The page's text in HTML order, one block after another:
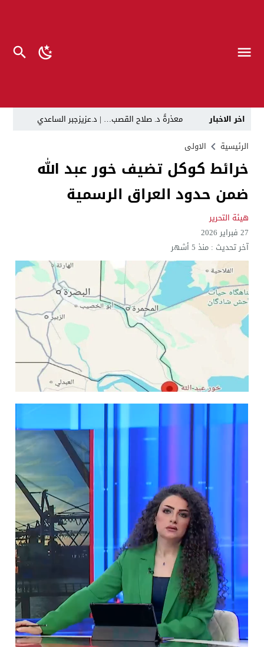
اخر الاخبار
معذرةً د. صلاح القصب… | د.عزيزجبر الساعدي
العراق: لا تهديد على الحدود مع سوريا وتحركات القوات
بينهم ضابطان.. توقيف أربعة منتسبين بشرطة النجف
لن ننتظر الموازنات.. وزير الصحة يمنح أولوية العقود
الرئيسية الاولى
خرائط كوكل تضيف خور عبد الله
ضمن حدود العراق الرسمية
هيئة التحرير
27 فبراير 2026
آخر تحديث :منذ 5 أشهر